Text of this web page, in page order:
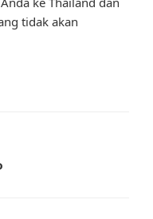
tidak akan